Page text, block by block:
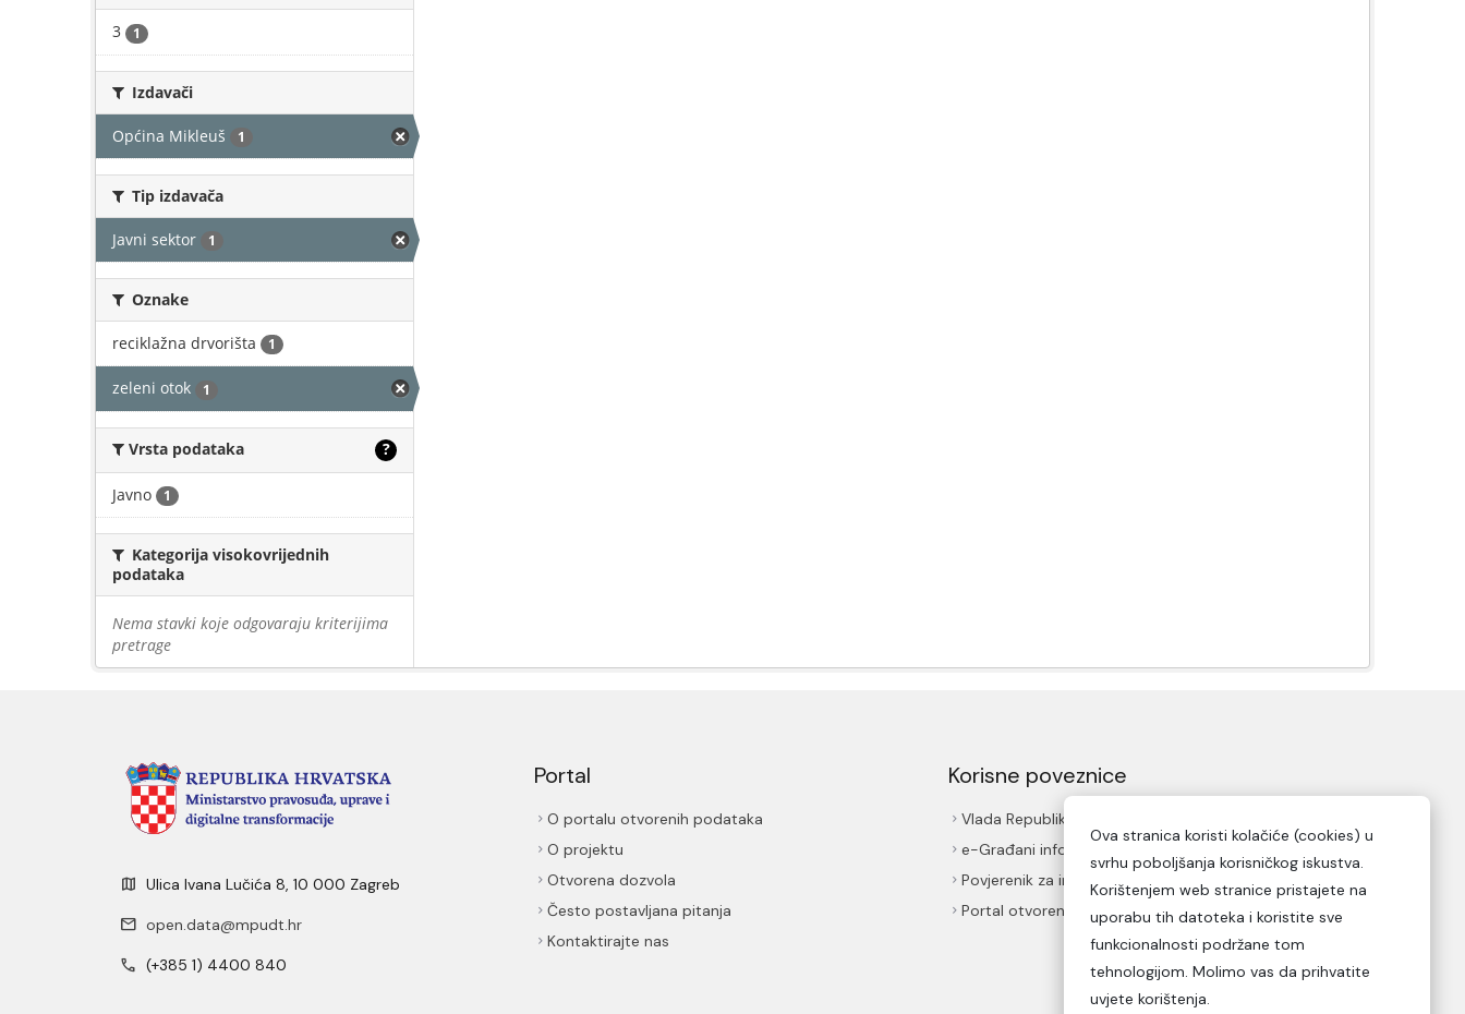
3 1
Izdavači
Općina Mikleuš 1
Tip izdavača
Javni sektor 1
Oznake
reciklažna drvorišta 1
zeleni otok 1
Vrsta podataka ?
Javno 1
Kategorija visokovrijednih
podataka
Nema stavki koje odgovaraju kriterijima
pretrage